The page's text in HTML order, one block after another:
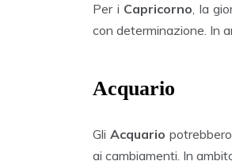
Per i Capricorno, la
con determinazione. In
Acquario
GliAcquario
ai cambiamenti. In